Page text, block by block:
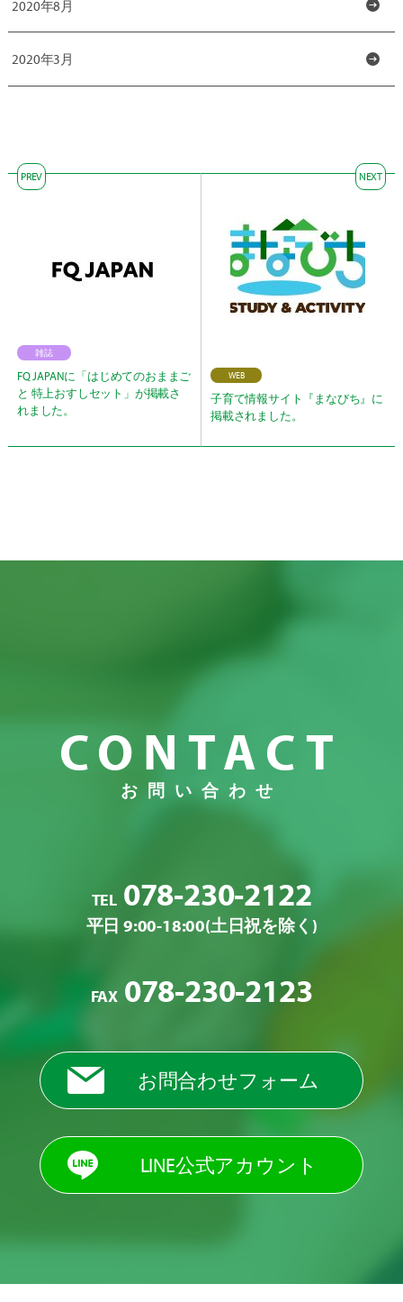
2020年8月
2020年3月
PREV
雑誌
FQ JAPANに「はじめてのおままご
と 特上おすしセット」が掲載さ
れました。
NEXT
WEB
子育て情報サイト『まなびち』に
掲載されました。
CONTACT
お問い合わせ
TEL078-230-2122
平日 9:00-18:00(土日祝を除く)
FAX078-230-2123
お問合わせフォーム
LINE公式アカウント